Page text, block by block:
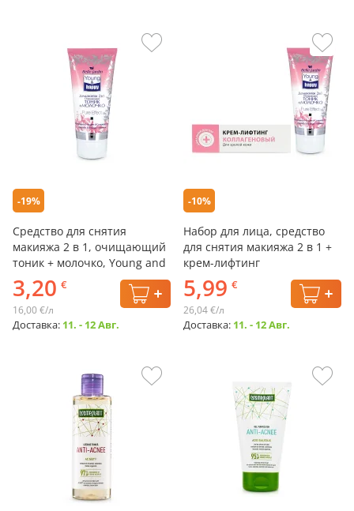
-19%
Средство для снятия
макияжа 2 в 1, очищающий
тоник + молочко, Young and
Happy, Belle Jardin, 200 мл
3,20 €
16,00 €/л
Доставка: 11. - 12 Авг.
-10%
Набор для лица, средство
для снятия макияжа 2 в 1 +
крем-лифтинг
5,99 €
26,04 €/л
Доставка: 11. - 12 Авг.